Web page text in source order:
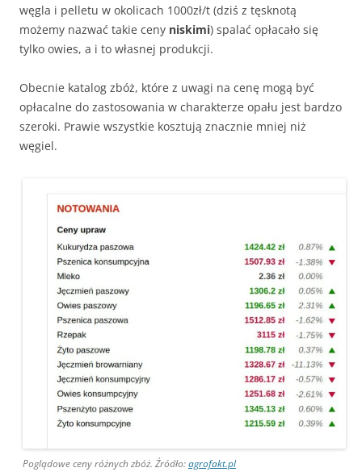
węgla i pelletu w okolicach 1000zł/t (dziś z tęsknotą
możemy nazwać takie ceny niskimi) spalać opłacało się
tylko owies, a i to własnej produkcji.
Obecnie katalog zbóż, które z uwagi na cenę mogą być
opłacalne do zastosowania w charakterze opału jest bardzo
szeroki. Prawie wszystkie kosztują znacznie mniej niż
węgiel.
Poglądowe ceny różnych zbóż. Źródło:agrofakt.pl